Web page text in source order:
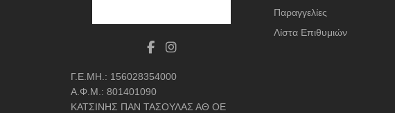
Γ.Ε.ΜΗ.: 156028354000
Α.Φ.Μ.: 801401090
ΚΑΤΣΙΝΗΣ ΠΑΝ ΤΑΣΟΥΛΑΣ ΑΘ ΟΕ
Παραγγελίες
Λίστα Επιθυμιών